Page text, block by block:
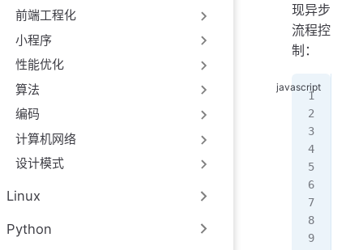
前端工程化
小程序
性能优化
算法
编码
计算机网络
设计模式
Linux
Python
现异步
流程控
制：